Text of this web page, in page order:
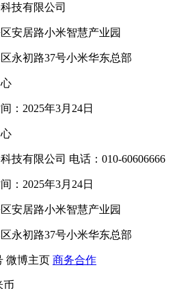
技有限公司
安居路小米智慧产业园
永初路37号小米华东总部
：2025年3月24日
技有限公司 电话：010-60606666
：2025年3月24日
安居路小米智慧产业园
永初路37号小米华东总部
微博主页 商务合作
币